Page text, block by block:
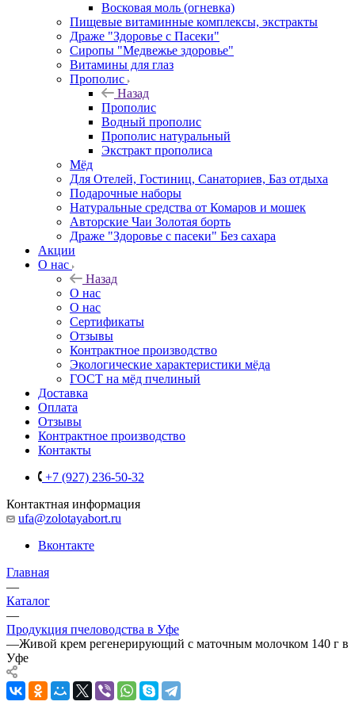
Восковая моль (огневка)
Пищевые витаминные комплексы, экстракты
Драже "Здоровье с Пасеки"
Сиропы "Медвежье здоровье"
Витамины для глаз
Прополис
Назад
Прополис
Водный прополис
Прополис натуральный
Экстракт прополиса
Мёд
Для Отелей, Гостиниц, Санаториев, Баз отдыха
Подарочные наборы
Натуральные средства от Комаров и мошек
Авторские Чаи Золотая борть
Драже "Здоровье с пасеки" Без сахара
Акции
О нас
Назад
О нас
О нас
Сертификаты
Отзывы
Контрактное производство
Экологические характеристики мёда
ГОСТ на мёд пчелиный
Доставка
Оплата
Отзывы
Контрактное производство
Контакты
+7 (927) 236-50-32
Контактная информация
ufa@zolotayabort.ru
Вконтакте
Главная
—
Каталог
—
Продукция пчеловодства в Уфе
—Живой крем регенерирующий с маточным молочком 140 г в
Уфе